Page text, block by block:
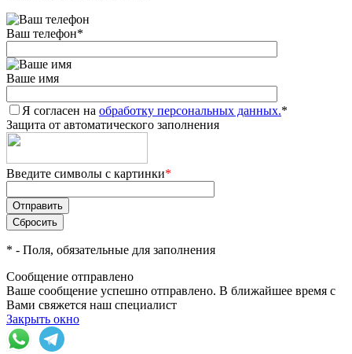
Ваш телефон*
Ваше имя
Я согласен на обработку персональных данных.*
Защита от автоматического заполнения
Введите символы с картинки*
* - Поля, обязательные для заполнения
Сообщение отправлено
Ваше сообщение успешно отправлено. В ближайшее время с
Вами свяжется наш специалист
Закрыть окно